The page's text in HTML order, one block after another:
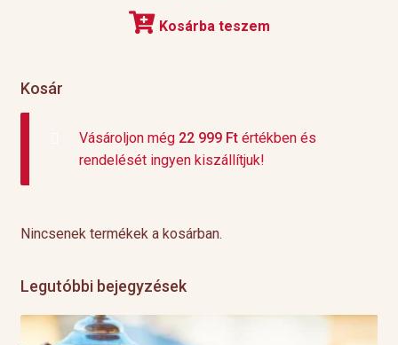
Kosárba teszem
Kosár
Vásároljon még 22 999 Ftértékben és
rendelését ingyen kiszállítjuk!
Nincsenek termékek a kosárban.
Legutóbbi bejegyzések